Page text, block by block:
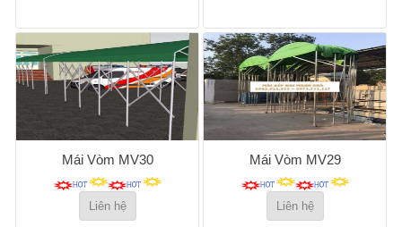
Mái Vòm MV30
Liên hệ
Mái Vòm MV29
Liên hệ